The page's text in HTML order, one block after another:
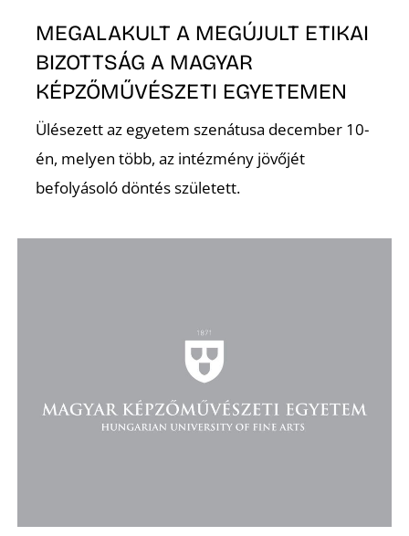
MEGALAKULT A MEGÚJULT ETIKAI
BIZOTTSÁG A MAGYAR
KÉPZŐMŰVÉSZETI EGYETEMEN
Ülésezett az egyetem szenátusa december 10-
én, melyen több, az intézmény jövőjét
befolyásoló döntés született.